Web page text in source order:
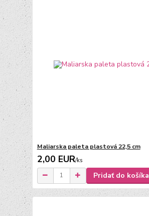
Maliarska paleta plastová 22,5 cm
2,00 EUR/ks
Pridať do košíka